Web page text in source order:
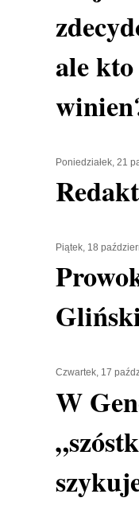
ale
Poniedziałek, 21
Piątek, 18
Czwartek, 17
W